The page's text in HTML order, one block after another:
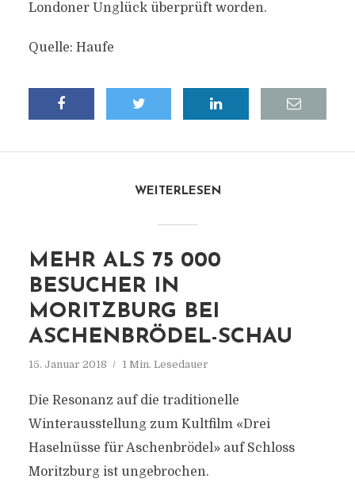
Londoner Unglück überprüft worden.
Quelle: Haufe
WEITERLESEN
MEHR ALS 75 000
BESUCHER IN
MORITZBURG BEI
ASCHENBRÖDEL-SCHAU
15. Januar 2018 1 Min. Lesedauer
Die Resonanz auf die traditionelle
Winterausstellung zum Kultfilm «Drei
Haselnüsse für Aschenbrödel» auf Schloss
Moritzburg ist ungebrochen.